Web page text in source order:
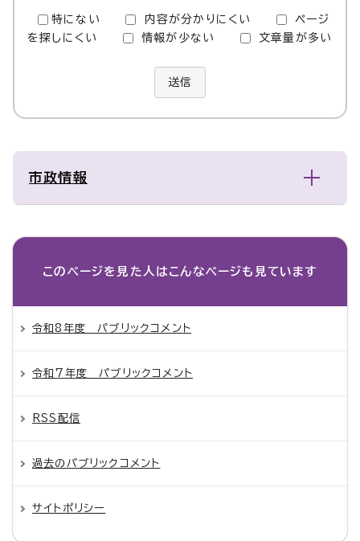
特にない 内容が分かりにくい
ページ
を探しにくい
情報が少ない 文章量が多い
送信
市政情報
このページを見た人は こんなページも見ています
令和8年度 パブリックコメント
令和7年度 パブリックコメント
RSS配信
過去のパブリックコメント
サイトポリシー